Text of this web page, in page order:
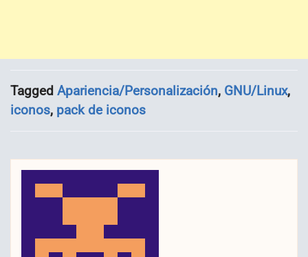
Tagged Apariencia/Personalización, GNU/Linux,
iconos, pack de iconos